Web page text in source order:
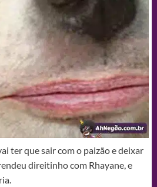
ter que sair com o paizão e deixar
direitinho com Rhayane, e